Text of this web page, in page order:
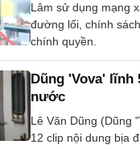
Lâm sử dụng mạng
đường lối, chính
chính quyền.
Dũng 'Vova'
nước
Lê Văn Dũng (Dũng
12 clip nội dung bịa